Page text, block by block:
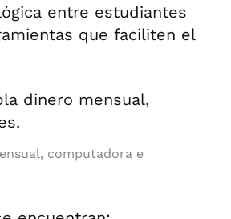
entre estudiantes
que faciliten el
computadora e